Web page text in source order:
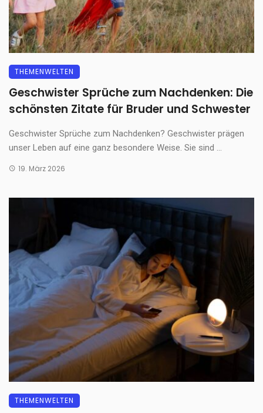
THEMENWELTEN
Geschwister Sprüche zum Nachdenken: Die
schönsten Zitate für Bruder und Schwester
Geschwister Sprüche zum Nachdenken? Geschwister prägen
unser Leben auf eine ganz besondere Weise. Sie sind ...
19. März 2026
THEMENWELTEN